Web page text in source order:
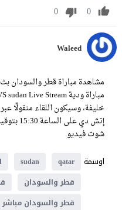
0
0
Waleed
خليفة، وسيكون اللقاء منقولًا
إتش دي
شوت فيديو.
اوسمة
qatar
sudan
قطر والسودان
قطر والسودان مباشر